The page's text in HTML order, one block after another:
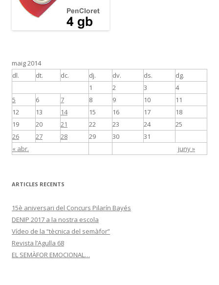
maig 2014
dl.
dt. dc. dj. dv. ds. dg.
« abr. juny »
1 2 3
4
5
6 7 8 9 10
11
12
13 14 15 16 17
18
19
20 21 22 23 24
25
26
27 28 29 30 31
ARTICLES RECENTS
15è aniversari del Concurs Pilarín Bayés
DENIP 2017 a la nostra escola
Vídeo de la “tècnica del semàfor”
Revista l’Agulla 68
EL SEMÀFOR EMOCIONAL…